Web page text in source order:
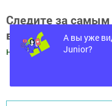
Следите за
в
Яндекс Дзени
новь"
Добавить
А вы уже
Junior?